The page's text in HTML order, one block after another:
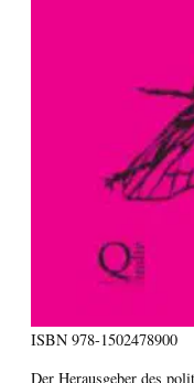
ISBN 978-1502478900
Der Herausgeber des